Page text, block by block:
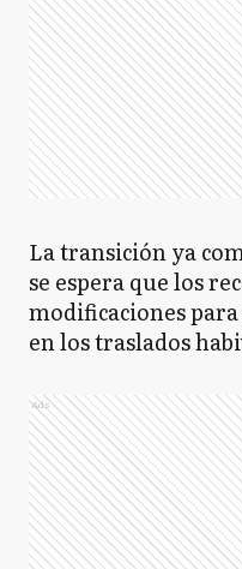
La transición ya
se espera que los
modificaciones
en los traslados
Ads